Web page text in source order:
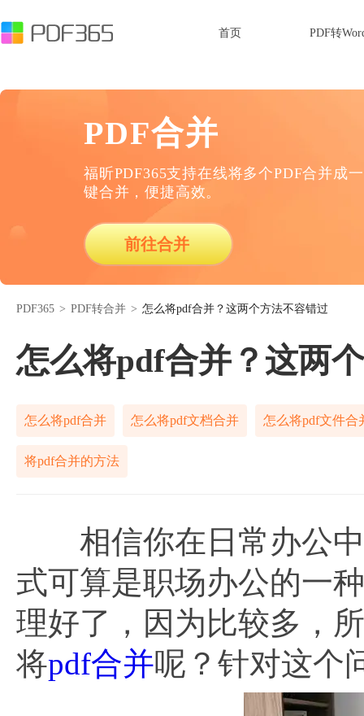
首页 PDF转
PDF合并
福昕PDF365支持在线将多个PDF合并成
键合并，便捷高效。
前往合并
PDF365 > PDF转合并 > 怎么将pdf合并？这两个方法不容错过
怎么将pdf合并？这两
怎么将pdf合并 怎么将pdf文档合并 怎么将pdf文件合
将pdf合并的方法
相信你在日常办公中
式可算是职场办公的一
理好了，因为比较多，
将pdf合并呢？针对这个